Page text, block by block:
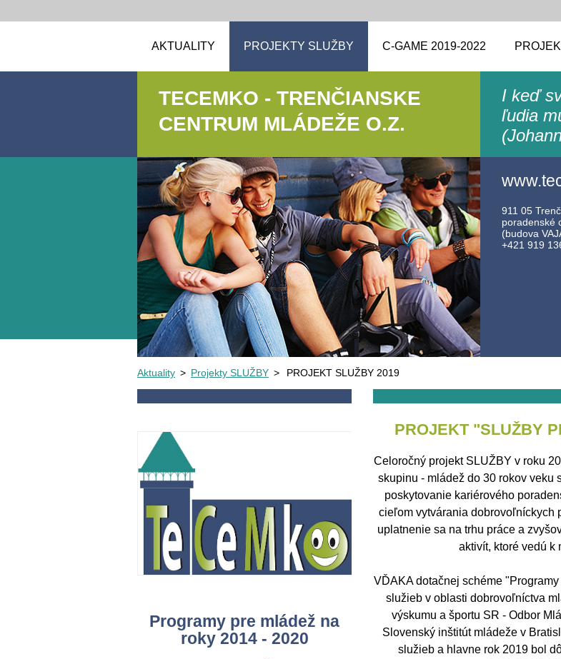
AKTUALITY PROJEKTY SLUŽBY C-GAME 2019-2022
TECEMKO - TRENČIANSKE
CENTRUM MLÁDEŽE O.Z.
I keď
ľudia
911 05
poradenské
(budova
+421 919
Aktuality > Projekty SLUŽBY > PROJEKT SLUŽBY 2019
Programy pre mládež na
roky 2014 - 2020
PROJEKT "SLUŽBY
Celoročný projekt SLUŽBY v roku
skupinu - mládež do 30 rokov veku
poskytovanie kariérového
cieľom vytvárania dobrovoľníckych
uplatnenie sa na trhu práce a
aktivít, ktoré vedú k
VĎAKA dotačnej schéme
služieb v oblasti dobrovoľníctva
výskumu a športu SR - Odbor
Slovenský inštitút mládeže v
služieb a hlavne rok 2019 bol